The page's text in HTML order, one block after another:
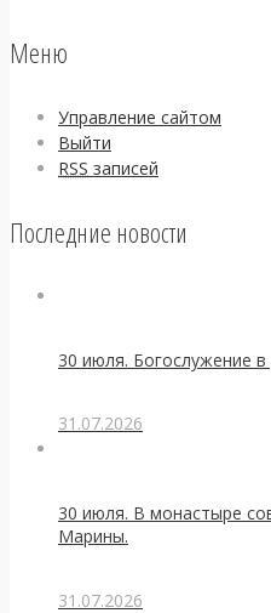
Меню
Управление сайтом
Выйти
RSS записей
Последние новости
30 июля. Богослужение
31.07.2026
30 июля. В монастыре
Марины.
31.07.2026